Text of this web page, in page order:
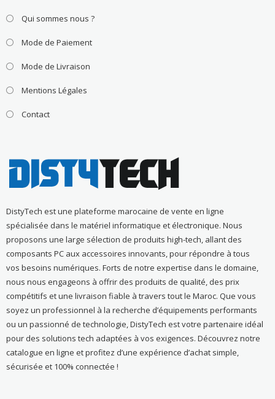
Qui sommes nous ?
Mode de Paiement
Mode de Livraison
Mentions Légales
Contact
DistyTech est une plateforme marocaine de vente en ligne
spécialisée dans le matériel informatique et électronique. Nous
proposons une large sélection de produits high-tech, allant des
composants PC aux accessoires innovants, pour répondre à tous
vos besoins numériques. Forts de notre expertise dans le domaine,
nous nous engageons à offrir des produits de qualité, des prix
compétitifs et une livraison fiable à travers tout le Maroc. Que vous
soyez un professionnel à la recherche d’équipements performants
ou un passionné de technologie, DistyTech est votre partenaire idéal
pour des solutions tech adaptées à vos exigences. Découvrez notre
catalogue en ligne et profitez d’une expérience d’achat simple,
sécurisée et 100% connectée !